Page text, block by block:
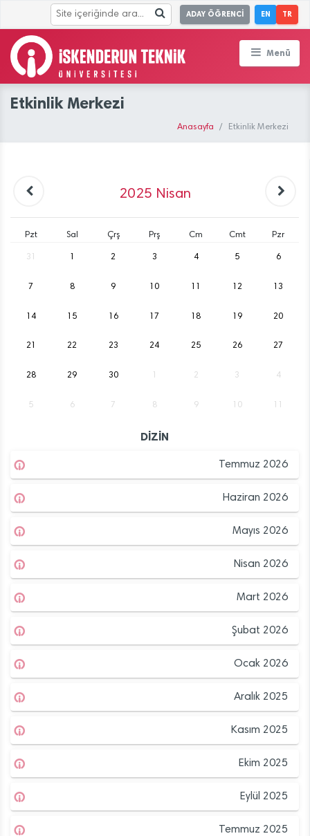
ADAY ÖĞRENCİ EN TR
Menü
Etkinlik Merkezi
Anasayfa Etkinlik Merkezi
2025 Nisan
Pzt Sal Çrş Prş Cm Cmt Pzr
31 2 3 4 5 6
7 8 9 10 12 13
14 15 16 17 18 19 20
21 22 23 24 25 26 27
28 29 30 2 3 4
5 6 7 8 9 10
DİZİN
Temmuz 2026
Haziran 2026
Mayıs 2026
Nisan 2026
Mart 2026
Şubat 2026
Ocak 2026
Aralık 2025
Kasım 2025
Ekim 2025
Eylül 2025
Temmuz 2025